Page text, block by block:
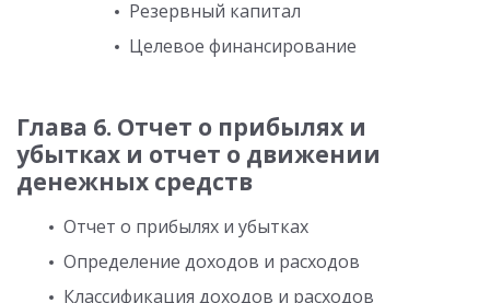
Резервный капитал
Целевое финансирование
Глава 6. Отчет о прибылях и
убытках и отчет о движении
денежных средств
Отчет о прибылях и убытках
Определение доходов и расходов
Классификация доходов и расходов